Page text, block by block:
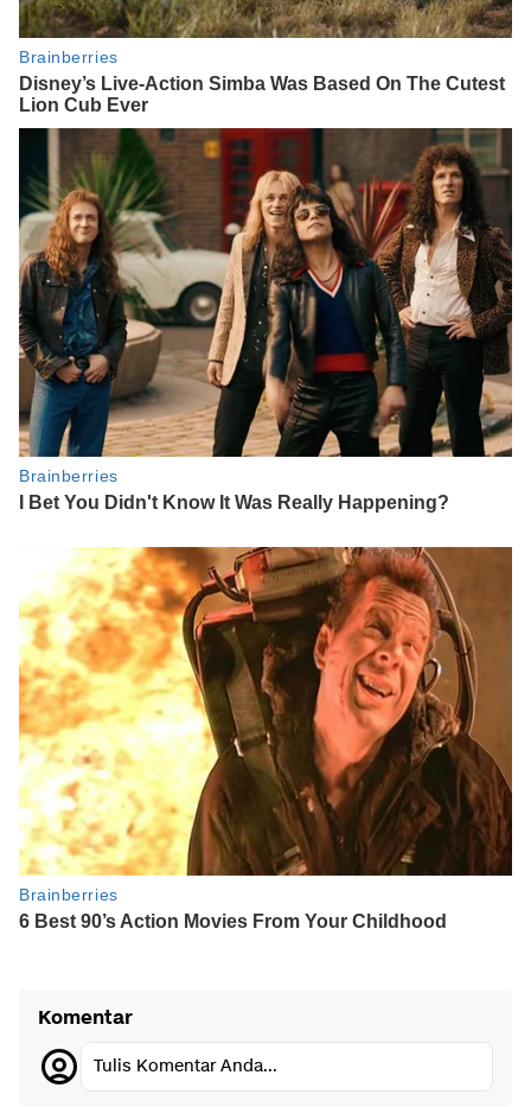
Komentar
Tulis Komentar Anda...